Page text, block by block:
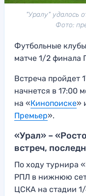
"Уралу" удалось
Фото:
Футбольные
матче 1/2 финала
Встреча пройдет
начнется в 17:00
на «Кинопоиске»
Премьер».
«Урал» –
встреч,
По ходу турнира
РПЛ в нижнюю
ЦСКА на стадии